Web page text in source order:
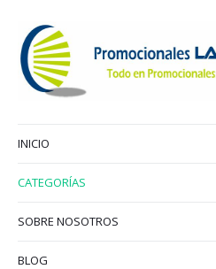
INICIO
CATEGORÍAS
SOBRE NOSOTROS
BLOG